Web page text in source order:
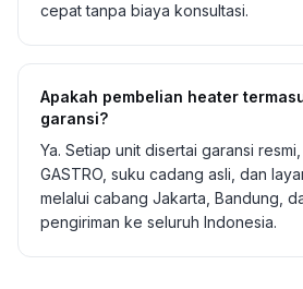
cepat tanpa biaya konsultasi.
Apakah pembelian heater
garansi?
Ya. Setiap unit disertai garansi
GASTRO, suku cadang asli, dan
melalui cabang Jakarta, Bandung,
pengiriman ke seluruh Indonesia.